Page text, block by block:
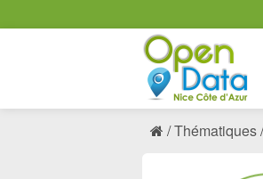
Thématiques